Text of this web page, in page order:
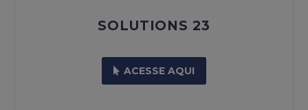
SOLUTIONS 23
ACESSE AQUI